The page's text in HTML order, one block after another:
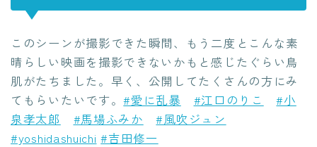
このシーンが撮影できた瞬間、もう二度とこんな素
晴らしい映画を撮影できないかもと感じたぐらい鳥
肌がたちました。早く、公開してたくさんの方にみ
てもらいたいです。#愛に乱暴 #江口のりこ
#小
泉孝太郎
#馬場ふみか
#風吹ジュン
#yoshidashuichi #吉田修一